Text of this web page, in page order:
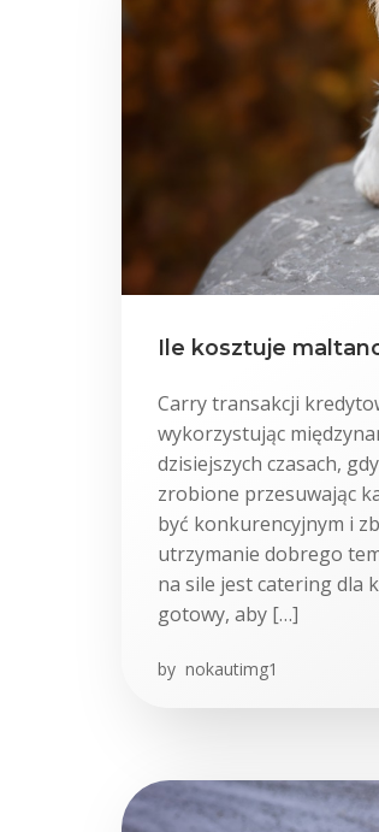
Ile kosztuje
Carry transakcji
wykorzystując
dzisiejszych czasach,
zrobione przesuwając
być konkurencyjnym i
utrzymanie dobrego
na sile jest catering dla
gotowy, aby […]
by nokautimg1